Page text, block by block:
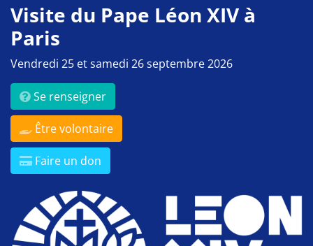
Visite du Pape Léon XIV à
Paris
Vendredi 25 et samedi 26 septembre 2026
Se renseigner
Être volontaire
Faire un don